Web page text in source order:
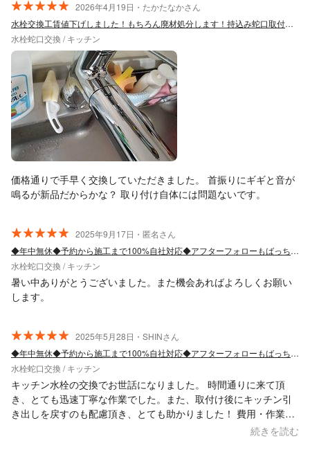
2026年4月19日・たかたなかさん
水栓交換工賃値下げしました！もちろん廃材処分します！持込み蛇口取付も大歓迎！！
水栓蛇口交換 / キッチン
価格通りで手早く交換していただきました。 首振りにギギと音が
鳴るが新品だからかな？ 取り付け自体には問題ないです。
2025年9月17日・匿名さん
◆年中無休◆予約から施工まで100%自社対応◆アフターフォローもばっちり！
水栓蛇口交換 / キッチン
暑い中ありがとうございました。また機会あればよろしくお願い
します。
2025年5月28日・SHINさん
◆年中無休◆予約から施工まで100%自社対応◆アフターフォローもばっちり！
水栓蛇口交換 / キッチン
キッチン水栓の交換でお世話になりました。 時間通りに来て頂
き、とても迅速丁寧な作業でした。また、取付け後にキッチン引
き出しを戻すのも配慮頂き、とても助かりました！ 費用・作業・
サービス面、全て満足です。 また機会がありましたら、お願いし
続きを読む